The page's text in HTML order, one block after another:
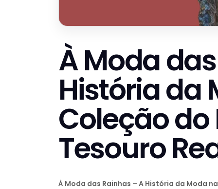
À Moda
História da
Coleção
Tesouro
À Moda das Rainhas – A História da Moda